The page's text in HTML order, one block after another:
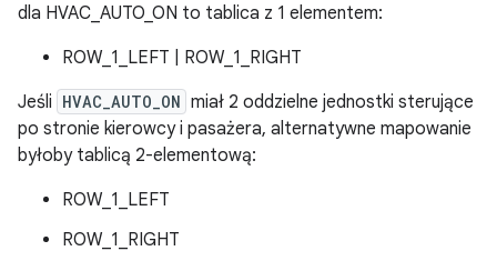
dla HVAC_AUTO_ON to tablica z 1 elementem:
ROW_1_LEFT | ROW_1_RIGHT
Jeśli HVAC_AUTO_ON miał 2 oddzielne jednostki sterujące
po stronie kierowcy i pasażera, alternatywne mapowanie
byłoby tablicą 2-elementową:
ROW_1_LEFT
ROW_1_RIGHT